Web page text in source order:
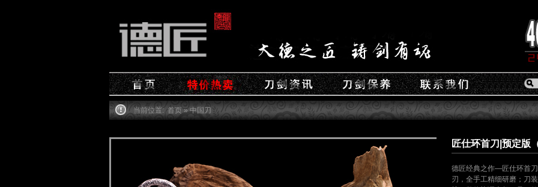
当前位置: 首页» 中国刀
匠仕环首刀|预定版
德匠经典之作—匠仕环首
刃，全手工精细研磨；刀